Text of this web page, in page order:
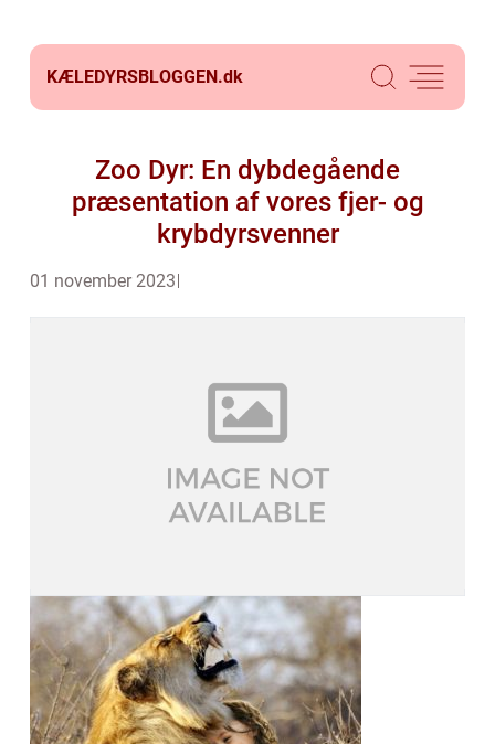
KÆLEDYRSBLOGGEN.dk
Zoo Dyr: En dybdegående
præsentation af vores fjer- og
krybdyrsvenner
01 november 2023